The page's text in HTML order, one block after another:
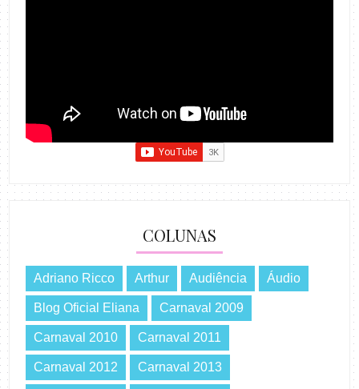
COLUNAS
Adriano Ricco Arthur Audiência Áudio
Blog Oficial Eliana Carnaval 2009
Carnaval 2010 Carnaval 2011
Carnaval 2012 Carnaval 2013